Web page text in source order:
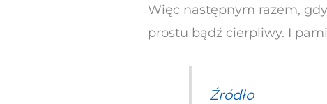
Więc następnym razem,
prostu bądź cierpliwy. I
Źródło